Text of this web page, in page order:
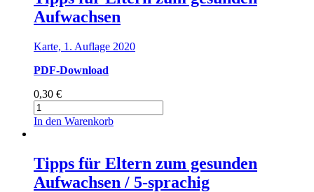
Aufwachsen
Karte, 1. Auflage 2020
PDF-Download
0,30 €
Tipps
für
gesunden
Aufwachsen
Menge
In den Warenkorb
Tipps für Eltern zum gesunden
Aufwachsen / 5-sprachig